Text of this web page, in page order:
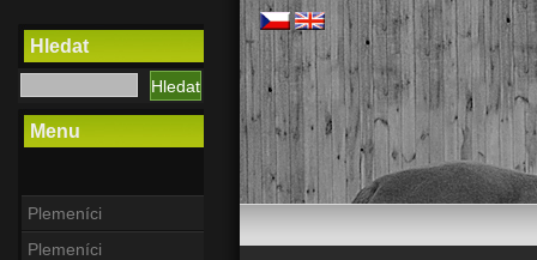
Hledat
Menu
Plemeníci
Plemeníci